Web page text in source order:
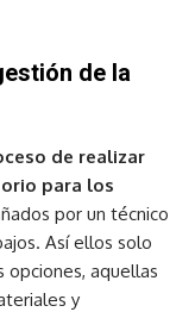
de la
de realizar
para los
por un técnico
Así ellos solo
aquellas
y